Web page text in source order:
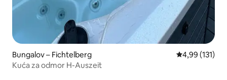
Bungalov – Fichtelberg Prosječna
4,99 (131)
Kuća za odmor H-Auszeit